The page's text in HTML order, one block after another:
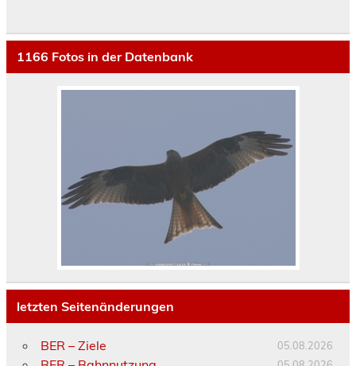
1166 Fotos in der Datenbank
letzten Seitenänderungen
BER – Ziele 05.08.2026